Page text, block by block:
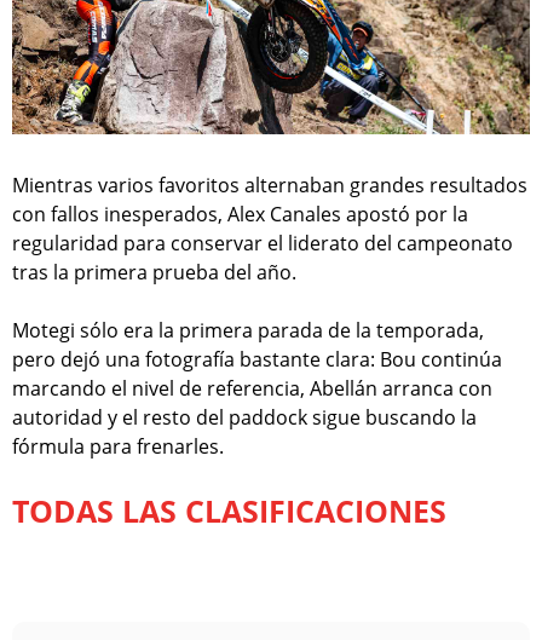
Mientras varios favoritos alternaban grandes resultados
con fallos inesperados, Alex Canales apostó por la
regularidad para conservar el liderato del campeonato
tras la primera prueba del año.
Motegi sólo era la primera parada de la temporada,
pero dejó una fotografía bastante clara: Bou continúa
marcando el nivel de referencia, Abellán arranca con
autoridad y el resto del paddock sigue buscando la
fórmula para frenarles.
TODAS LAS CLASIFICACIONES